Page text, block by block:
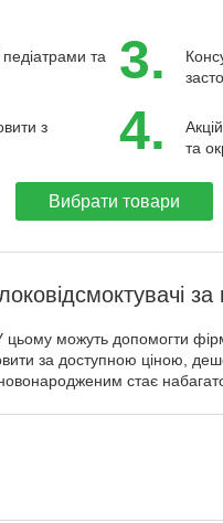
та
з
3.
4.
та
Вибрати товари
за
можуть допомогти
за доступною ціною,
стає